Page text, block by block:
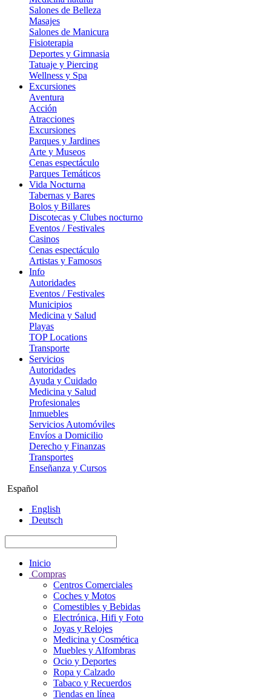
Salones de Belleza
Masajes
Salones de Manicura
Fisioterapia
Deportes y Gimnasia
Tatuaje y Piercing
Wellness y Spa
Excursiones
Aventura
Acción
Atracciones
Excursiones
Parques y Jardines
Arte y Museos
Cenas espectáculo
Parques Temáticos
Vida Nocturna
Tabernas y Bares
Bolos y Billares
Discotecas y Clubes nocturno
Eventos / Festivales
Casinos
Cenas espectáculo
Artistas y Famosos
Info
Autoridades
Eventos / Festivales
Municipios
Medicina y Salud
Playas
TOP Locations
Transporte
Servicios
Autoridades
Ayuda y Cuidado
Medicina y Salud
Profesionales
Inmuebles
Servicios Automóviles
Envíos a Domicilio
Derecho y Finanzas
Transportes
Enseñanza y Cursos
Español
English
Deutsch
Inicio
Compras
Centros Comerciales
Coches y Motos
Comestibles y Bebidas
Electrónica, Hifi y Foto
Joyas y Relojes
Medicina y Cosmética
Muebles y Alfombras
Ocio y Deportes
Ropa y Calzado
Tabaco y Recuerdos
Tiendas en línea